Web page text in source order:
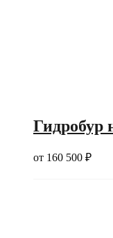
Гидробур
от 160 500 ₽